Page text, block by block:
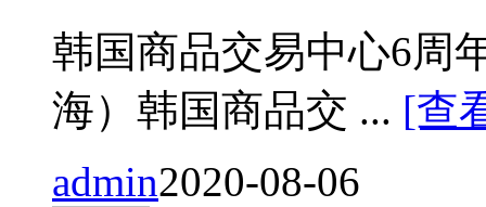
韩国商品交易中心6周
海）韩国商品交 ... [查
admin2020-08-06